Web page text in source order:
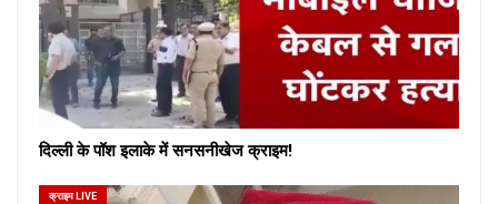
दिल्ली के पॉश इलाके में सनसनीखेज क्राइम!
क्राइम LIVE